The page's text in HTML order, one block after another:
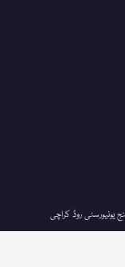
یونیورسٹی روڈ کراچی